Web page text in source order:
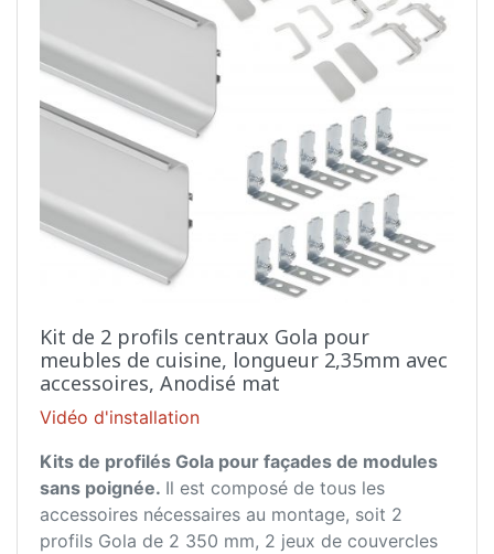
Kit de 2 profils centraux Gola pour
meubles de cuisine, longueur 2,35mm avec
accessoires, Anodisé mat
Vidéo d'installation
Kits de profilés Gola pour façades de modules
sans poignée. Il est composé de tous les
accessoires nécessaires au montage, soit 2
profils Gola de 2 350 mm, 2 jeux de couvercles